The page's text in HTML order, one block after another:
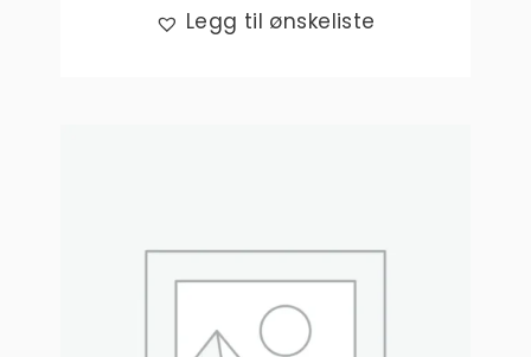
Legg til ønskeliste